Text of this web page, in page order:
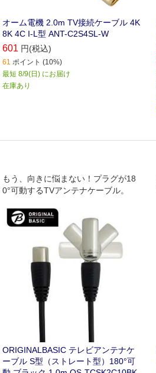
オーム電機 2.0m TV接続ケーブル 4K
8K 4C I-L型 ANT-C2S4SL-W
601 円(税込)
61 ポイント (10%)
最短 8/9(日) にお届け
在庫あり
もう、向きに悩まない！プラグが18
0°可動するTVアンテナケーブル。
ORIGINALBASIC テレビアンテナケ
ーブル S型（ストレート型）180°可